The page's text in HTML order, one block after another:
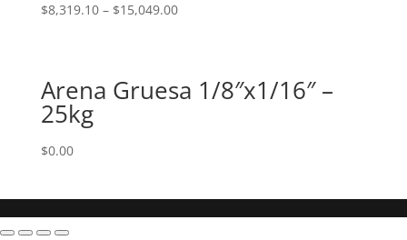
$8,319.10– $15,049.00
Arena Gruesa 1/8″x1/16″ –
25kg
$0.00